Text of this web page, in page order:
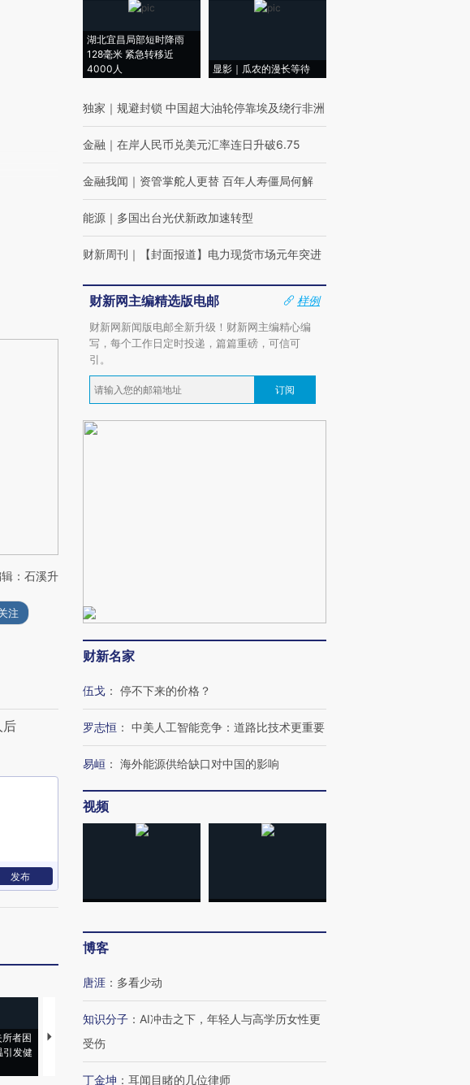
：石溪升
注
后
发布
者困
引发健
视线｜HYROX的吸金
术：是什么让中产们甘
湖北宜昌局部短时降雨
128毫米 紧急转移近
4000人
显影｜瓜农的漫长等待
独家 ｜ 规避封锁 中国超大油轮停靠埃及绕行非洲
金融 ｜ 在岸人民币兑美元汇率连日升破6.75
金融我闻 ｜ 资管掌舵人更替 百年人寿僵局何解
能源 ｜ 多国出台光伏新政加速转型
财新周刊 ｜ 【封面报道】电力现货市场元年突进
财新网主编精选版电邮
样例
财新网新闻版电邮全新升级！财新网主编精心编
写，每个工作日定时投递，篇篇重磅，可信可
引。
订阅
财新名家
伍戈 ： 停不下来的价格？
罗志恒 ： 中美人工智能竞争：道路比技术更重要
易峘 ： 海外能源供给缺口对中国的影响
视频
博客
唐涯 ： 多看少动
知识分子 ： AI冲击之下，年轻人与高学历女性更
受伤
丁金坤 ： 耳闻目睹的几位律师